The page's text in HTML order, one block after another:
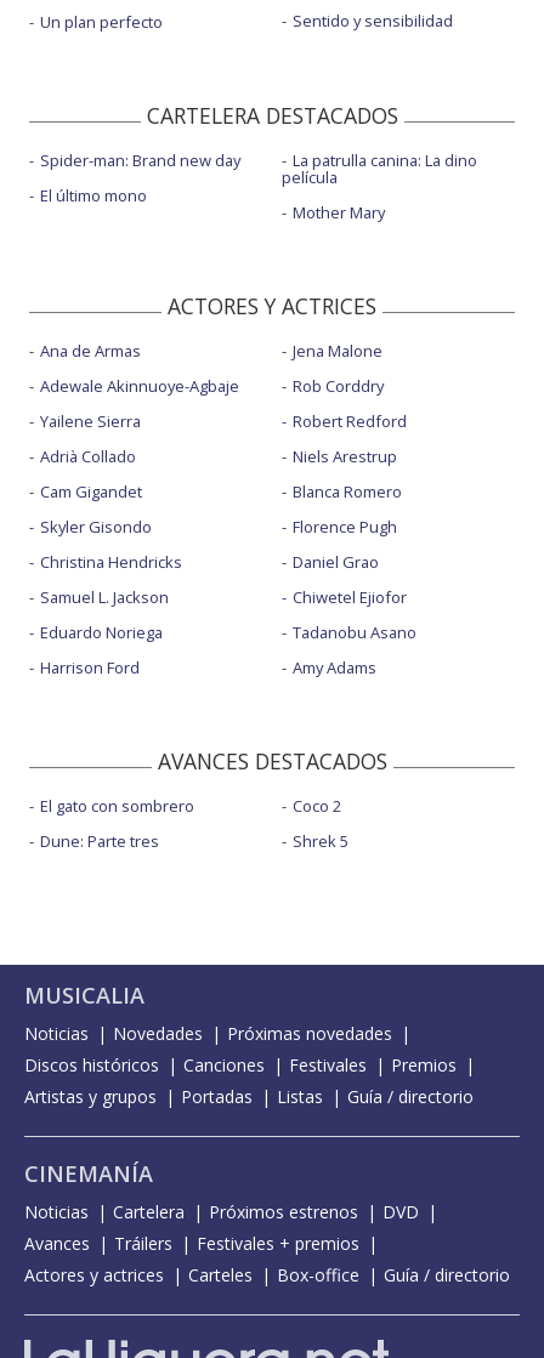
Un plan perfecto
Sentido y sensibilidad
CARTELERA DESTACADOS
Spider-man: Brand new day
El último mono
La patrulla canina: La dino
película
Mother Mary
ACTORES Y ACTRICES
Ana de Armas
Adewale Akinnuoye-Agbaje
Yailene Sierra
Adrià Collado
Cam Gigandet
Skyler Gisondo
Christina Hendricks
Samuel L. Jackson
Eduardo Noriega
Harrison Ford
Jena Malone
Rob Corddry
Robert Redford
Niels Arestrup
Blanca Romero
Florence Pugh
Daniel Grao
Chiwetel Ejiofor
Tadanobu Asano
Amy Adams
AVANCES DESTACADOS
El gato con sombrero
Dune: Parte tres
Coco 2
Shrek 5
MUSICALIA
Noticias Novedades
Próximas novedades
Discos históricos
Canciones Festivales
Premios
Artistas y grupos
Portadas Listas Guía / directorio
CINEMANÍA
Noticias Cartelera Próximos estrenos
DVD
Avances
Tráilers
Festivales + premios
Actores y actrices
Carteles Box-office Guía / directorio